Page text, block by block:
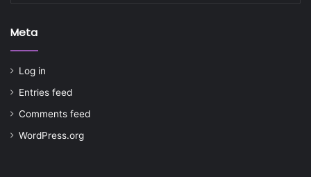
Meta
Log in
Entries feed
Comments feed
WordPress.org